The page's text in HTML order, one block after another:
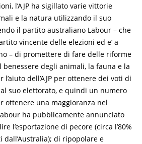
l’AJP ha sigillato varie vittorie
e la natura utilizzando il suo
il partito australiano Labour – che
vincente delle elezioni ed e’ a
– di promettere di fare delle riforme
degli animali, la fauna e la
dell’AJP per ottenere dei voti di
suo elettorato, e quindi un numero
ottenere una maggioranza nel
ha pubblicamente annunciato
l’esportazione di pecore (circa l’80%
di ripopolare e